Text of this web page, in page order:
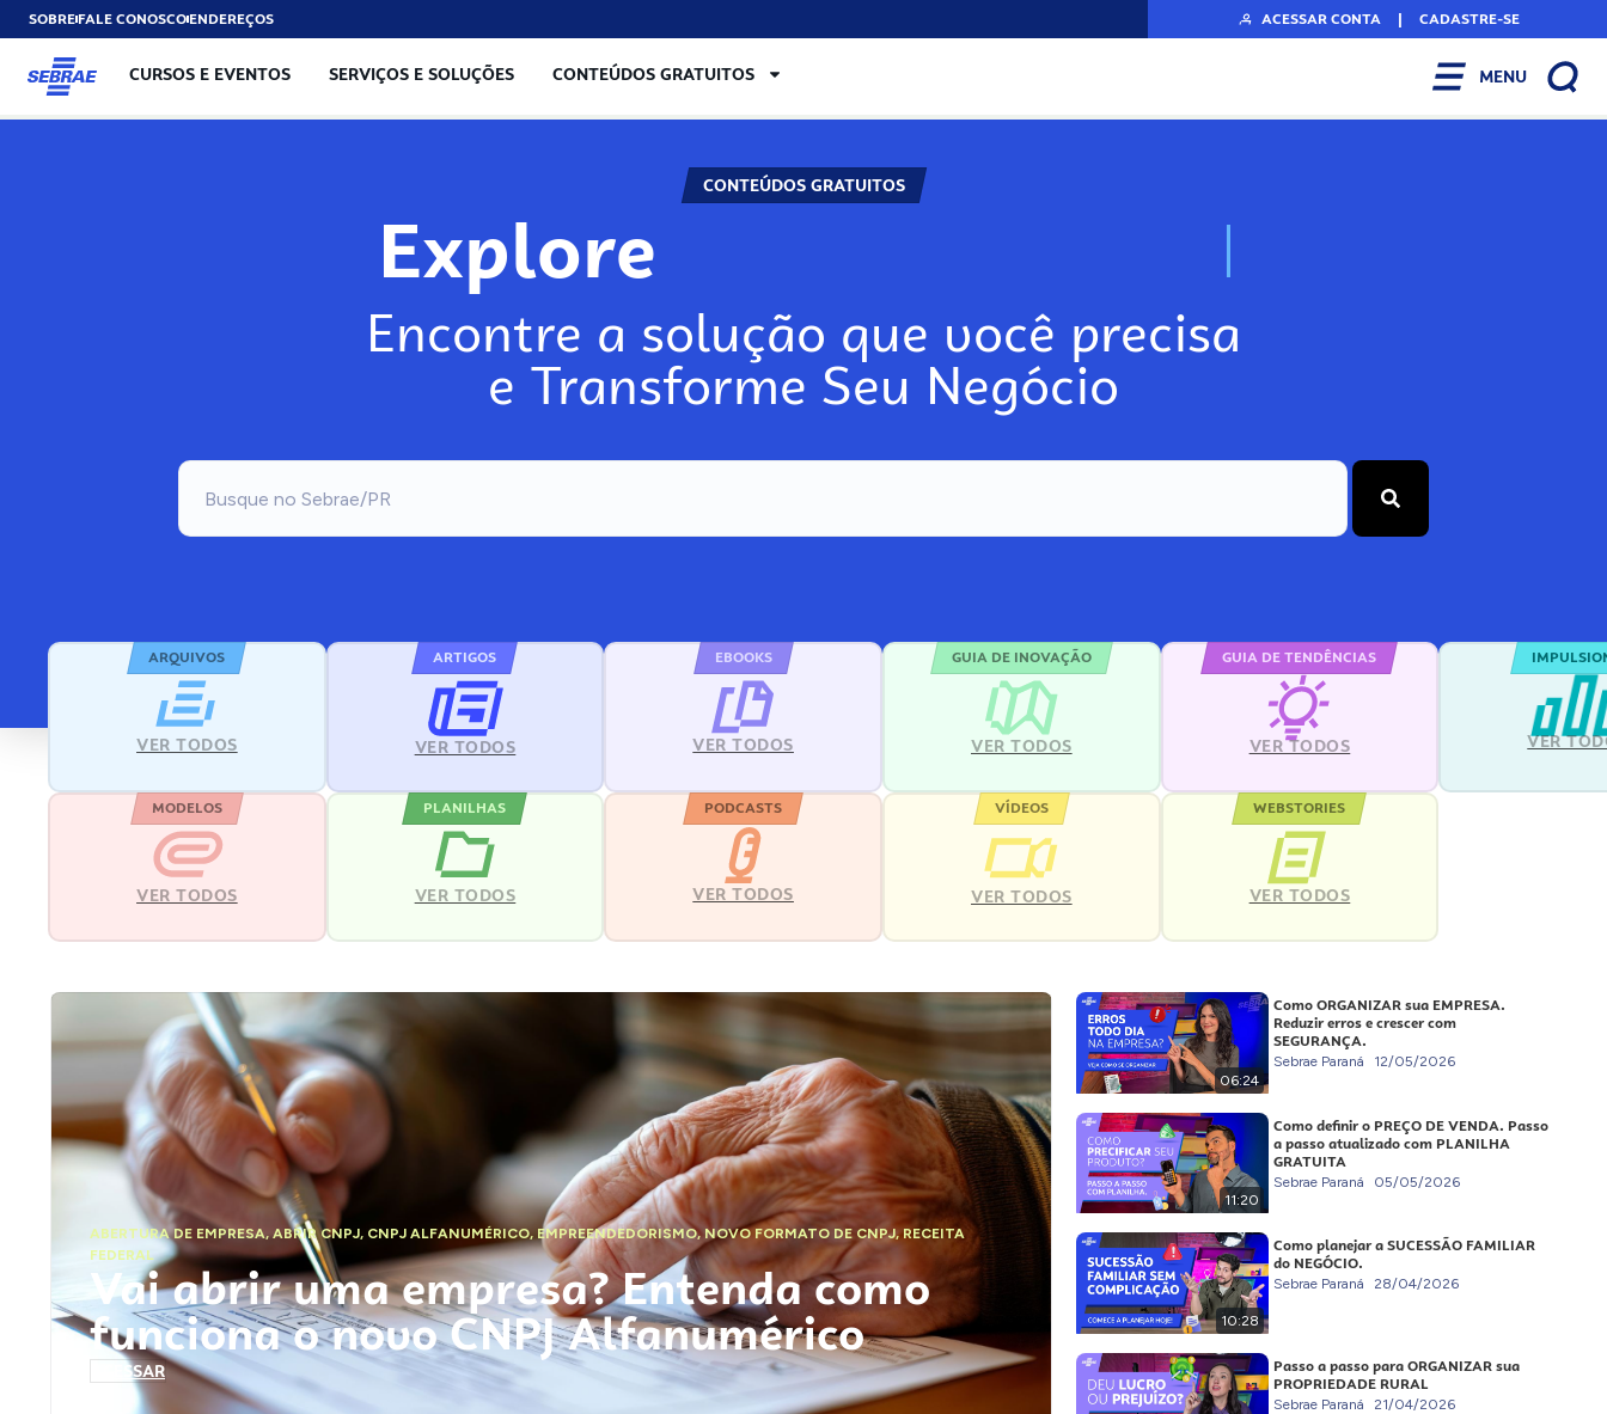
SOBREFALE CONOSCOENDEREÇOS ACESSAR CONTA | CADASTRE-SE
CURSOS E EVENTOS SERVIÇOS E SOLUÇÕES CONTEÚDOS GRATUITOS MENU
CONTEÚDOS GRATUITOS
Explore N
Encontre a solução que você precisa
e Transforme Seu Negócio
ARQUIVOS
VER TODOS
ARTIGOS
VER TODOS
EBOOKS
VER TODOS
GUIA DE INOVAÇÃO
VER TODOS
GUIA DE TENDÊNCIAS
VER TODOS VER
MODELOS
VER TODOS
PLANILHAS
VER TODOS
PODCASTS
VER TODOS
VÍDEOS
VER TODOS
WEBSTORIES
VER TODOS
ABERTURA DE EMPRESA,ABRIR CNPJ, CNPJ ALFANUMÉRICO, EMPREENDEDORISMO,NOVO FORMATO DE CNPJ,RECEITA
FEDERAL
Vai abrir uma empresa? Entenda como
funciona o novo CNPJ Alfanumérico
ACESSAR
06:24
Como ORGANIZAR sua EMPRESA.
Reduzir erros e crescer com
SEGURANÇA.
Sebrae Paraná 12/05/2026
11:20
Como definir o PREÇO DE VENDA. Passo
a passo atualizado com PLANILHA
GRATUITA
Sebrae Paraná 05/05/2026
10:28
Como planejar a SUCESSÃO FAMILIAR
do NEGÓCIO.
Sebrae Paraná 28/04/2026
Passo a passo para ORGANIZAR sua
PROPRIEDADE RURAL
Sebrae Paraná 21/04/2026